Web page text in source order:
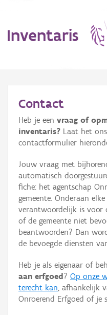
Inventaris
Erfgoedobject
Aanduidingsobject
Waarneming
Thema
Gebeurtenis
Persoon of collectief
Hergebruik
Aanmelden
Contact
Heb je een vraag of
inventaris? Laat het
contactformulier
Jouw vraag met
automatisch
fiche: het agentschap
gemeente. Onderaan
verantwoordelijk is voor
of de gemeente niet
beantwoorden? Dan
de bevoegde diensten
Heb je als eigenaar of
aan erfgoed ? Op onze
terecht kan, afhankelijk
Onroerend Erfgoed of je